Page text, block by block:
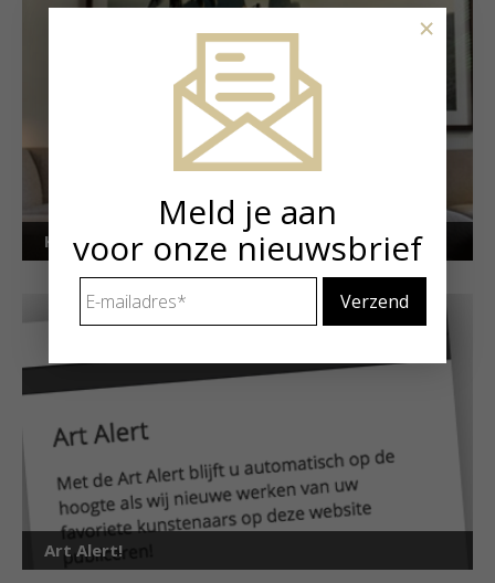
Kunstuitleen voor particulieren
Art Alert!
Meld je aan
voor onze nieuwsbrief
mailadres *
×